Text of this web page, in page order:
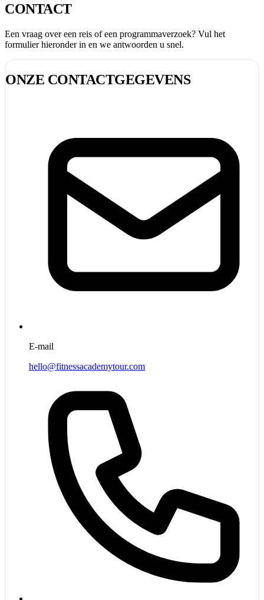
CONTACT
Een vraag over een reis of een programmaverzoek? Vul het
formulier hieronder in en we antwoorden u snel.
ONZE CONTACTGEGEVENS
E-mail
hello@fitnessacademytour.com